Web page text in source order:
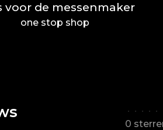
voor de messenmaker
one stop shop
• • • • •
0